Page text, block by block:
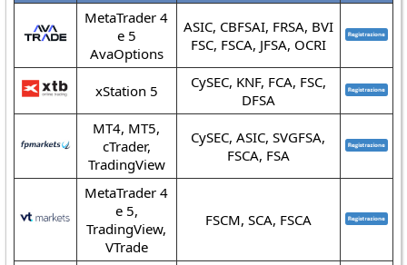
MetaTrader 4
e 5
AvaOptions
ASIC, CBFSAI, FRSA, BVI
FSC, FSCA, JFSA, OCRI
xStation 5
CySEC, KNF, FCA, FSC,
DFSA
MT4, MT5,
cTrader,
TradingView
CySEC, ASIC, SVGFSA,
FSCA, FSA
MetaTrader 4
e 5,
TradingView,
VTrade
FSCM, SCA, FSCA